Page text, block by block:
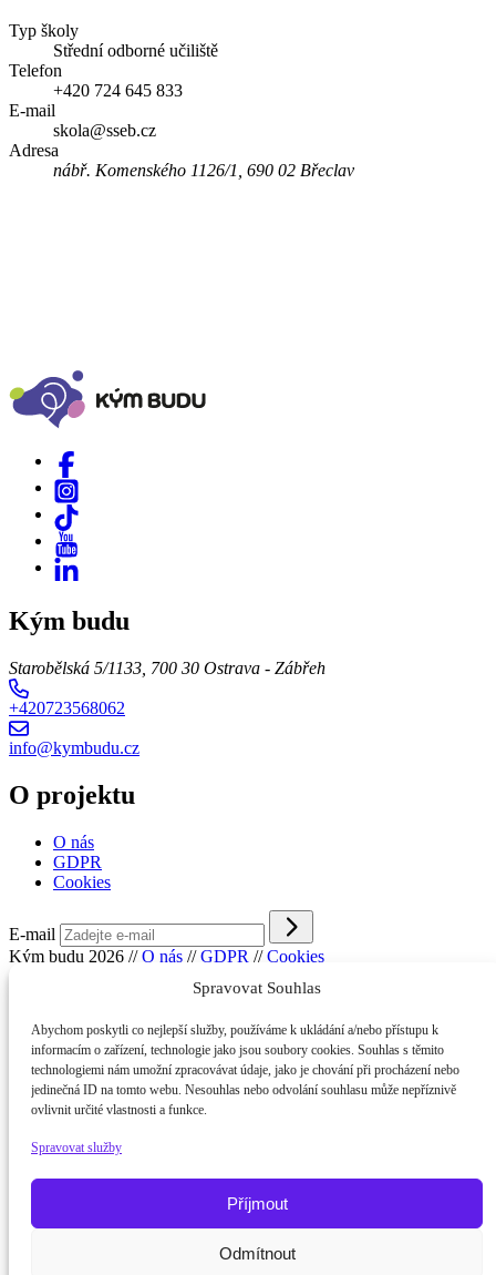
Spravovat Souhlas
Abychom poskytli co nejlepší služby, používáme k ukládání a/nebo přístupu k
informacím o zařízení, technologie jako jsou soubory cookies. Souhlas s těmito
technologiemi nám umožní zpracovávat údaje, jako je chování při procházení nebo
jedinečná ID na tomto webu. Nesouhlas nebo odvolání souhlasu může nepříznivě
ovlivnit určité vlastnosti a funkce.
Spravovat služby
Příjmout
Odmítnout
Typ školy
Střední odborné učiliště
Telefon
+420 724 645 833
E-mail
skola@sseb.cz
Adresa
nábř. Komenského 1126/1, 690 02 Břeclav
Kým budu
Starobělská 5/1133, 700 30 Ostrava - Zábřeh
+420723568062
info@kymbudu.cz
O projektu
O nás
GDPR
Cookies
E-mail
Kým budu 2026 // O nás // GDPR // Cookies
Potřebujete poradit?